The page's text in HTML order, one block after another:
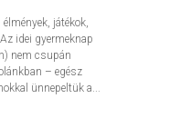
játékok,
idei gyermeknap
nem csupán
– egész
ünnepeltük a...